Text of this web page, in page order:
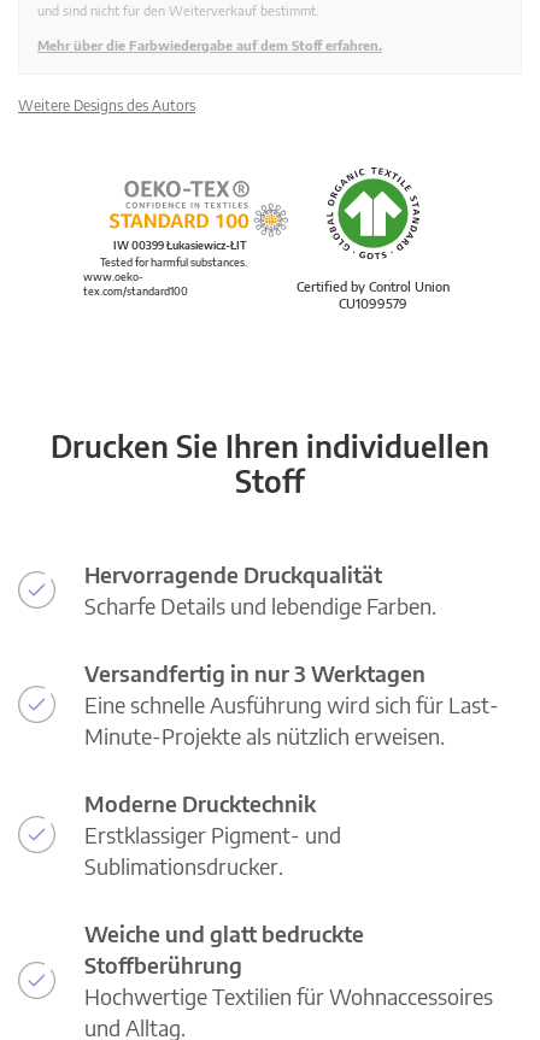
und sind nicht für den Weiterverkauf bestimmt.
Mehr über die Farbwiedergabe auf dem Stoff erfahren.
Weitere Designs des Autors
Certified by Control Union
CU1099579
IW 00399 Łukasiewicz-ŁIT
Tested for harmful substances.
www.oeko-
tex.com/standard100
Drucken Sie Ihren individuellen
Stoff
Hervorragende Druckqualität
Scharfe Details und lebendige Farben.
Versandfertig in nur 3 Werktagen
Eine schnelle Ausführung wird sich für Last-
Minute-Projekte als nützlich erweisen.
Moderne Drucktechnik
Erstklassiger Pigment- und
Sublimationsdrucker.
Weiche und glatt bedruckte
Stoffberührung
Hochwertige Textilien für Wohnaccessoires
und Alltag.